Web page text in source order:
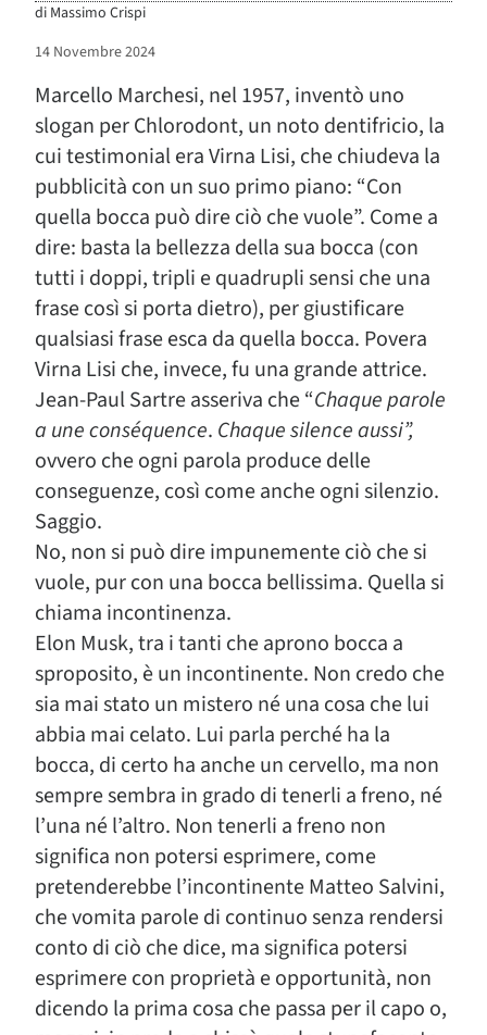
di Massimo Crispi
14 Novembre 2024
Marcello Marchesi, nel 1957, inventò uno
slogan per Chlorodont, un noto dentifricio, la
cui testimonial era Virna Lisi, che chiudeva la
pubblicità con un suo primo piano: “Con
quella bocca può dire ciò che vuole”. Come a
dire: basta la bellezza della sua bocca (con
tutti i doppi, tripli e quadrupli sensi che una
frase così si porta dietro), per giustificare
qualsiasi frase esca da quella bocca. Povera
Virna Lisi che, invece, fu una grande attrice.
Jean-Paul Sartre asseriva che “Chaque parole
a une conséquence. Chaque silence aussi”,
ovvero che ogni parola produce delle
conseguenze, così come anche ogni silenzio.
Saggio.
No, non si può dire impunemente ciò che si
vuole, pur con una bocca bellissima. Quella si
chiama incontinenza.
Elon Musk, tra i tanti che aprono bocca a
sproposito, è un incontinente. Non credo che
sia mai stato un mistero né una cosa che lui
abbia mai celato. Lui parla perché ha la
bocca, di certo ha anche un cervello, ma non
sempre sembra in grado di tenerli a freno, né
l’una né l’altro. Non tenerli a freno non
significa non potersi esprimere, come
pretenderebbe l’incontinente Matteo Salvini,
che vomita parole di continuo senza rendersi
conto di ciò che dice, ma significa potersi
esprimere con proprietà e opportunità, non
dicendo la prima cosa che passa per il capo o,